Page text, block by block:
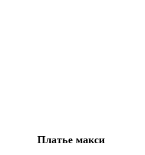
Платье макси